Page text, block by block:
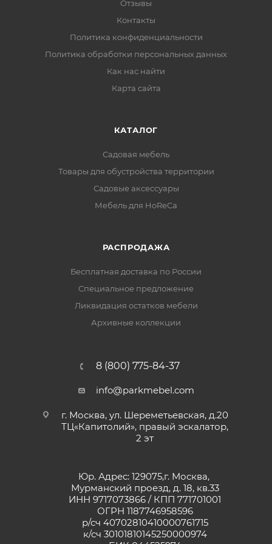
Отзывы
Контакты
Политика конфиденциальности
Политика обработки персональных данных
Как нас найти
Карта сайта
КАТАЛОГ
Садовая мебель
Товары для обустройства территории
Садовые аксессуары
Мебель для HoReCa
РАСПРОДАЖА
Бесплатная доставка по России
Специальное предложение
Ликвидация остатков мебели
Архивные коллекции
8 (800) 775-84-37
info@parkmebel.com
г. Москва, ул. Шереметьевская, д.20
ТЦ«Капитолий», правый эскалатор,
2 эт
Юр. Адрес: 129075,г. Москва,
Мурманский проезд, д. 18, кв.33
ИНН 9717073866 / КПП 771701001
ОГРН 1187746958596
р/сч 40702810410000761715
к/сч 30101810145250000974